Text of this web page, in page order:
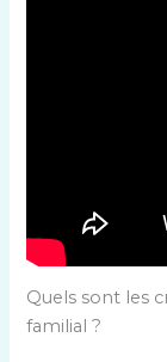
Quels sont les
familial ?